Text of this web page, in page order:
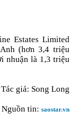
Estates Limited
(hơn 3,4 triệu
nhuận là 1,3 triệu
Tác giả: Song Long
Nguồn tin: saostar.vn